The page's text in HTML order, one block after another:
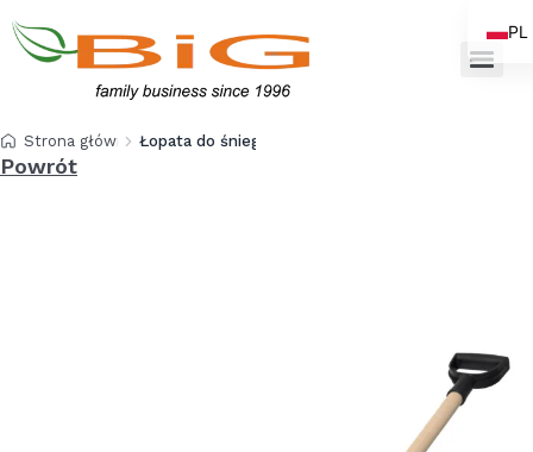
Strona główna Łopata do śniegu EKO30
Powrót
PL